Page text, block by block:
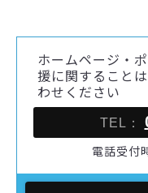
ホームページ・
援に関すること
わせください
TEL：
電話受付